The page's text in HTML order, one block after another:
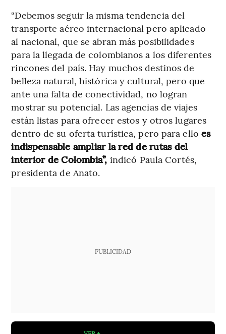
“Debemos seguir la misma tendencia del
transporte aéreo internacional pero aplicado
al nacional, que se abran más posibilidades
para la llegada de colombianos a los diferentes
rincones del país. Hay muchos destinos de
belleza natural, histórica y cultural, pero que
ante una falta de conectividad, no logran
mostrar su potencial. Las agencias de viajes
están listas para ofrecer estos y otros lugares
dentro de su oferta turística, pero para ello es
indispensable ampliar la red de rutas del
interior de Colombia”, indicó Paula Cortés,
presidenta de Anato.
PUBLICIDAD